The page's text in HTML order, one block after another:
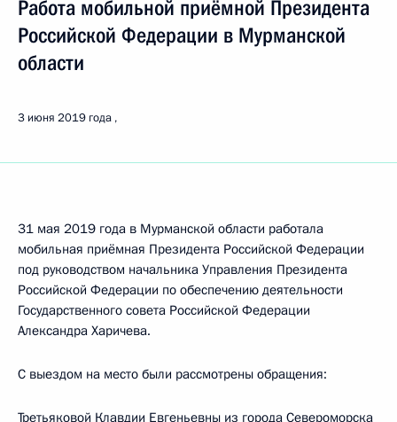
Работа мобильной приёмной Президента
Российской Федерации в Мурманской
области
3 июня 2019 года
31 мая 2019 года в Мурманской области работала
мобильная приёмная Президента Российской Федерации
под руководством начальника Управления Президента
Российской Федерации по обеспечению деятельности
Государственного совета Российской Федерации
Александра Харичева.
С выездом на место были рассмотрены обращения:
Третьяковой Клавдии Евгеньевны из города Североморска